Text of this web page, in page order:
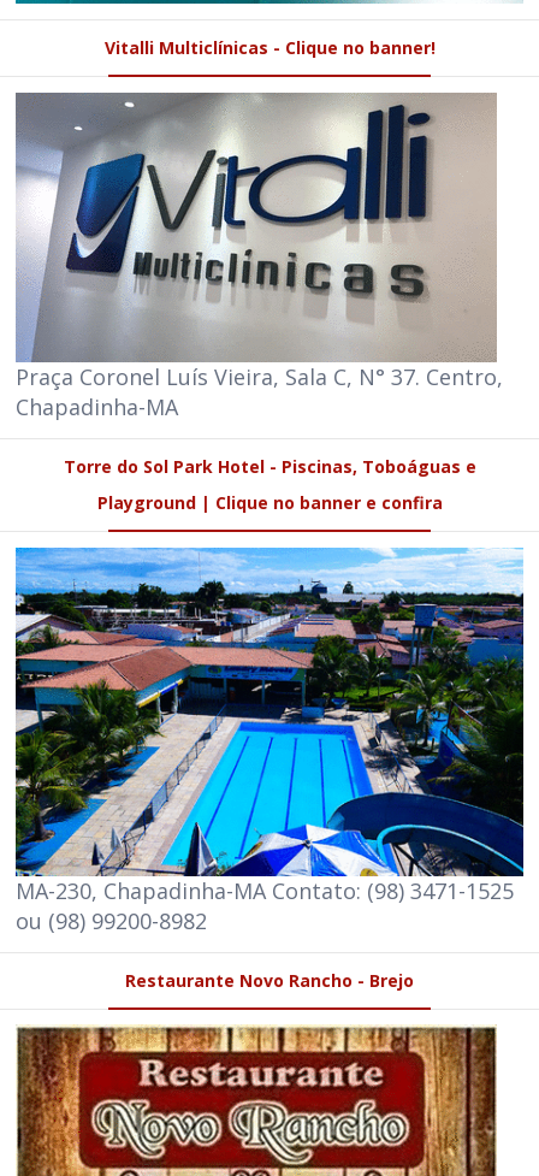
Vitalli Multiclínicas - Clique no banner!
Praça Coronel Luís Vieira, Sala C, N° 37. Centro,
Chapadinha-MA
Torre do Sol Park Hotel - Piscinas, Toboáguas e
Playground | Clique no banner e confira
MA-230, Chapadinha-MA Contato: (98) 3471-1525
ou (98) 99200-8982
Restaurante Novo Rancho - Brejo